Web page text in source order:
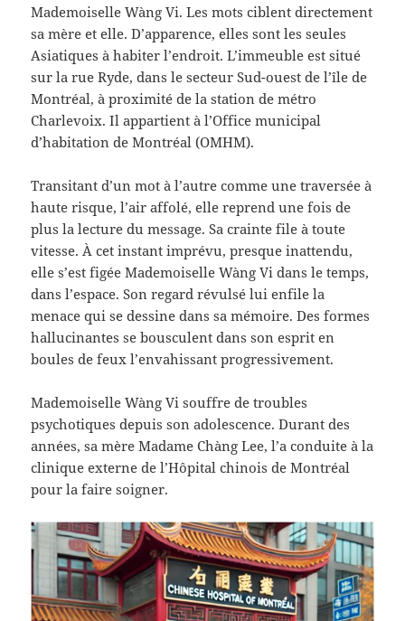
Mademoiselle Wàng Vi. Les mots ciblent directement
sa mère et elle. D’apparence, elles sont les seules
Asiatiques à habiter l’endroit. L’immeuble est situé
sur la rue Ryde, dans le secteur Sud-ouest de l’île de
Montréal, à proximité de la station de métro
Charlevoix. Il appartient à l’Office municipal
d’habitation de Montréal (OMHM).
Transitant d’un mot à l’autre comme une traversée à
haute risque, l’air affolé, elle reprend une fois de
plus la lecture du message. Sa crainte file à toute
vitesse. À cet instant imprévu, presque inattendu,
elle s’est figée Mademoiselle Wàng Vi dans le temps,
dans l’espace. Son regard révulsé lui enfile la
menace qui se dessine dans sa mémoire. Des formes
hallucinantes se bousculent dans son esprit en
boules de feux l’envahissant progressivement.
Mademoiselle Wàng Vi souffre de troubles
psychotiques depuis son adolescence. Durant des
années, sa mère Madame Chàng Lee, l’a conduite à la
clinique externe de l’Hôpital chinois de Montréal
pour la faire soigner.